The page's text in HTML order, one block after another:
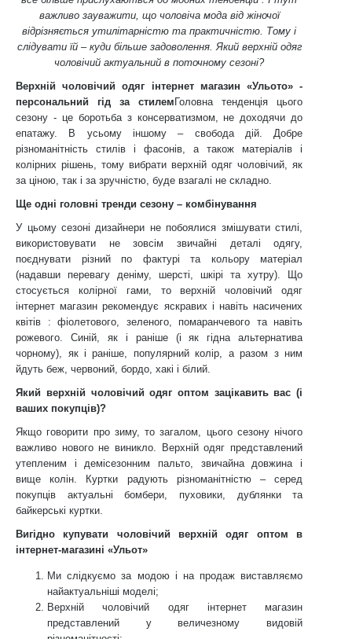
важливо зауважити, що чоловіча мода від жіночої
відрізняється утилітарністю та практичністю. Тому і
слідувати їй – куди більше задоволення. Який верхній одяг
чоловічий актуальний в поточному сезоні?
Верхній чоловічий одяг інтернет магазин «Ульото» -
персональний гід за стилемГоловна тенденція цього
сезону - це боротьба з консерватизмом, не доходячи до
епатажу. В усьому іншому – свобода дій. Добре
різноманітність стилів і фасонів, а також матеріалів і
колірних рішень, тому вибрати верхній одяг чоловічий, як
за ціною, так і за зручністю, буде взагалі не складно.
Ще одні головні тренди сезону – комбінування
У цьому сезоні дизайнери не побоялися змішувати стилі,
використовувати не зовсім звичайні деталі одягу,
поєднувати різний по фактурі та кольору матеріал
(надавши перевагу деніму, шерсті, шкірі та хутру). Що
стосується колірної гами, то верхній чоловічий одяг
інтернет магазин рекомендує яскравих і навіть насичених
квітів : фіолетового, зеленого, помаранчевого та навіть
рожевого. Синій, як і раніше (і як гідна альтернатива
чорному), як і раніше, популярний колір, а разом з ним
йдуть беж, червоний, бордо, хакі і білий.
Який верхній чоловічий одяг оптом зацікавить вас (і
ваших покупців)?
Якщо говорити про зиму, то загалом, цього сезону нічого
важливо нового не виникло. Верхній одяг представлений
утепленим і демісезонним пальто, звичайна довжина і
вище колін. Куртки радують різноманітністю – серед
покупців актуальні бомбери, пуховики, дублянки та
байкерські куртки.
Вигідно купувати чоловічий верхній одяг оптом в
інтернет-магазині «Ульот»
Ми слідкуємо за модою і на продаж виставляємо
найактуальніші моделі;
Верхній чоловічий одяг інтернет магазин
представлений у величезному видовій